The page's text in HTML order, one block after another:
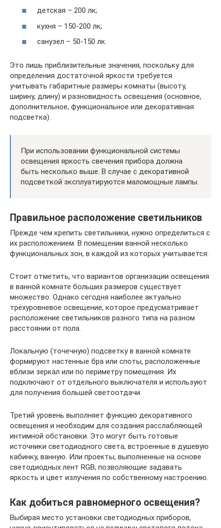
детская – 200 лк;
кухня – 150-200 лк;
санузел – 50-150 лк.
Это лишь приблизительные значения, поскольку для
определения достаточной яркости требуется
учитывать габаритные размеры комнаты (высоту,
ширину, длину) и разновидность освещения (основное,
дополнительное, функциональное или декоративная
подсветка).
При использовании функциональной системы
освещения яркость свечения прибора должна
быть несколько выше. В случае с декоративной
подсветкой эксплуатируются маломощные лампы.
Правильное расположение светильников
Прежде чем крепить светильники, нужно определиться с
их расположением. В помещении ванной несколько
функциональных зон, в каждой из которых учитывается:
Стоит отметить, что вариантов организации освещения
в ванной комнате больших размеров существует
множество. Однако сегодня наиболее актуально
трёхуровневое освещение, которое предусматривает
расположение светильников разного типа на разном
расстоянии от пола.
Локальную (точечную) подсветку в ванной комнате
формируют настенные бра или споты, расположенные
вблизи зеркал или по периметру помещения. Их
подключают от отдельного выключателя и используют
для получения большей светоотдачи.
Третий уровень выполняет функцию декоративного
освещения и необходим для создания расслабляющей
интимной обстановки. Это могут быть готовые
источники светодиодного света, встроенные в душевую
кабинку, ванную. Или проекты, выполненные на основе
светодиодных лент RGB, позволяющие задавать
яркость и цвет излучения по собственному настроению.
Как добиться равномерного освещения?
Выбирая место установки светодиодных приборов,